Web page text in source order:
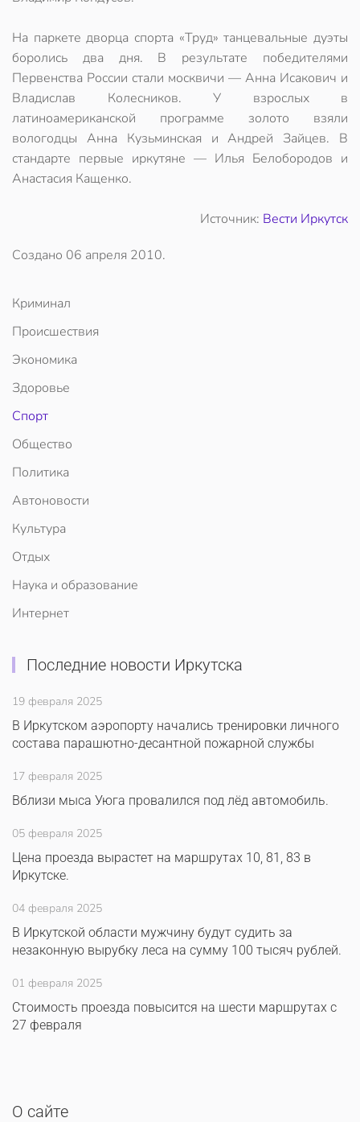
На паркете дворца спорта «Труд» танцевальные дуэты
боролись два дня. В результате победителями
Первенства России стали москвичи — Анна Исакович и
Владислав Колесников. У взрослых в
латиноамериканской программе золото взяли
вологодцы Анна Кузьминская и Андрей Зайцев. В
стандарте первые иркутяне — Илья Белобородов и
Анастасия Кащенко.
Источник: Вести Иркутск
Создано 06 апреля 2010.
Криминал
Происшествия
Экономика
Здоровье
Спорт
Общество
Политика
Автоновости
Культура
Отдых
Наука и образование
Интернет
Последние новости Иркутска
19 февраля 2025
В Иркутском аэропорту начались тренировки личного
состава парашютно-десантной пожарной службы
17 февраля 2025
Вблизи мыса Уюга провалился под лёд автомобиль.
05 февраля 2025
Цена проезда вырастет на маршрутах 10, 81, 83 в
Иркутске.
04 февраля 2025
В Иркутской области мужчину будут судить за
незаконную вырубку леса на сумму 100 тысяч рублей.
01 февраля 2025
Стоимость проезда повысится на шести маршрутах с
27 февраля
О сайте